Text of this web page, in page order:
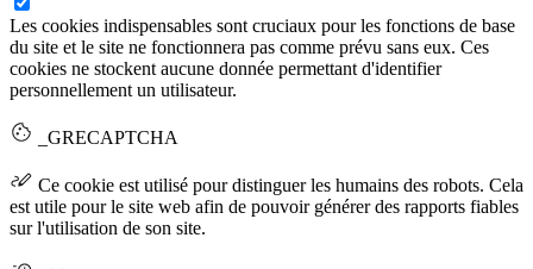
Les cookies indispensables sont cruciaux pour les fonctions de base
du site et le site ne fonctionnera pas comme prévu sans eux. Ces
cookies ne stockent aucune donnée permettant d'identifier
personnellement un utilisateur.
_GRECAPTCHA
Ce cookie est utilisé pour distinguer les humains des robots. Cela
est utile pour le site web afin de pouvoir générer des rapports fiables
sur l'utilisation de son site.